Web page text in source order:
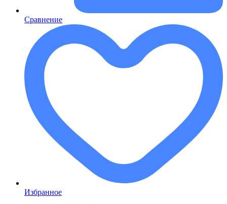
Сравнение
Избранное